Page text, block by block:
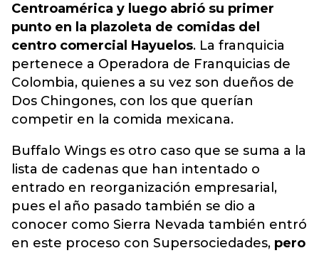
Centroamérica y luego abrió su primer
punto en la plazoleta de comidas del
centro comercial Hayuelos. La franquicia
pertenece a Operadora de Franquicias de
Colombia, quienes a su vez son dueños de
Dos Chingones, con los que querían
competir en la comida mexicana.
Buffalo Wings es otro caso que se suma a la
lista de cadenas que han intentado o
entrado en reorganización empresarial,
pues el año pasado también se dio a
conocer como Sierra Nevada también entró
en este proceso con Supersociedades, pero